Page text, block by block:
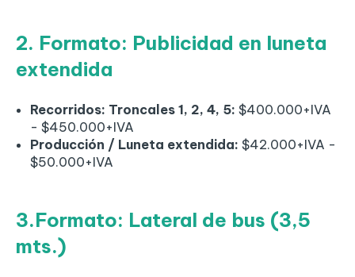
2. Formato: Publicidad en luneta
extendida
Recorridos: Troncales 1, 2, 4, 5: $400.000+IVA
- $450.000+IVA
Producción / Luneta extendida: $42.000+IVA -
$50.000+IVA
3.Formato: Lateral de bus (3,5
mts.)